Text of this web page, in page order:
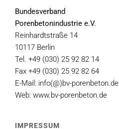
Bundesverband
Porenbetonindustrie e.V.
Reinhardtstraße 14
10117 Berlin
Tel. +49 (030) 25 92 82 14
Fax +49 (030) 25 92 82 64
E-Mail: info(@)bv-porenbeton.de
Web: www.bv-porenbeton.de
IMPRESSUM